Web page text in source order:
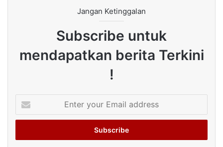
Jangan Ketinggalan
Subscribe untuk
mendapatkan berita Terkini
!
your
Email